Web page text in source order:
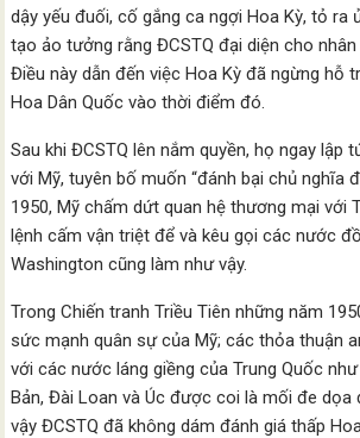
dậy yếu đuối, cố gắng ca ngợi Hoa Kỳ, tỏ ra
tạo ảo tưởng rằng ĐCSTQ đại diện cho nhân
Điều này dẫn đến việc Hoa Kỳ đã ngừng hỗ
Hoa Dân Quốc vào thời điểm đó.
Sau khi ĐCSTQ lên nắm quyền, họ ngay lập
với Mỹ, tuyên bố muốn “đánh bại chủ nghĩa
1950, Mỹ chấm dứt quan hệ thương mại với
lệnh cấm vận triệt để và kêu gọi các nước
Washington cũng làm như vậy.
Trong Chiến tranh Triều Tiên những năm
sức mạnh quân sự của Mỹ; các thỏa thuận
với các nước láng giềng của Trung Quốc
Bản, Đài Loan và Úc được coi là mối đe dọa
vậy ĐCSTQ đã không dám đánh giá thấp